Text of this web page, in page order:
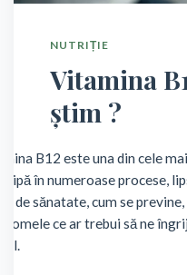
NUTRIȚIE
Vitamina
știm ?
B12 este una din cele
în numeroase procese,
de sănatate, cum se
ce ar trebui să ne